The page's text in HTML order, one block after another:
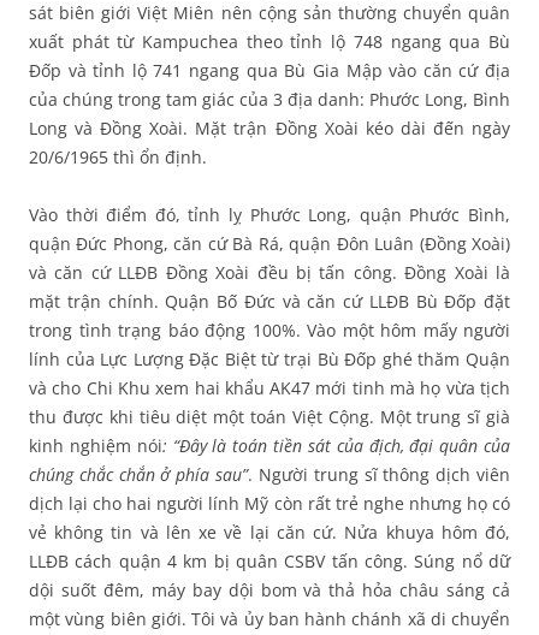
sát biên giới Việt Miên nên cộng sản thường chuyển quân
xuất phát từ Kampuchea theo tỉnh lộ 748 ngang qua Bù
Đốp và tỉnh lộ 741 ngang qua Bù Gia Mập vào căn cứ địa
của chúng trong tam giác của 3 địa danh: Phước Long, Bình
Long và Đồng Xoài. Mặt trận Đồng Xoài kéo dài đến ngày
20/6/1965 thì ổn định.
Vào thời điểm đó, tỉnh lỵ Phước Long, quận Phước Bình,
quận Đức Phong, căn cứ Bà Rá, quận Đôn Luân (Đồng Xoài)
và căn cứ LLĐB Đồng Xoài đều bị tấn công. Đồng Xoài là
mặt trận chính. Quận Bố Đức và căn cứ LLĐB Bù Đốp đặt
trong tình trạng báo động 100%. Vào một hôm mấy người
lính của Lực Lượng Đặc Biệt từ trại Bù Đốp ghé thăm Quận
và cho Chi Khu xem hai khẩu AK47 mới tinh mà họ vừa tịch
thu được khi tiêu diệt một toán Việt Cộng. Một trung sĩ già
kinh nghiệm nói: “Đây là toán tiền sát của địch, đại quân của
chúng chắc chắn ở phía sau”. Người trung sĩ thông dịch viên
dịch lại cho hai người lính Mỹ còn rất trẻ nghe nhưng họ có
vẻ không tin và lên xe về lại căn cứ. Nửa khuya hôm đó,
LLĐB cách quận 4 km bị quân CSBV tấn công. Súng nổ dữ
dội suốt đêm, máy bay dội bom và thả hỏa châu sáng cả
một vùng biên giới. Tôi và ủy ban hành chánh xã di chuyển